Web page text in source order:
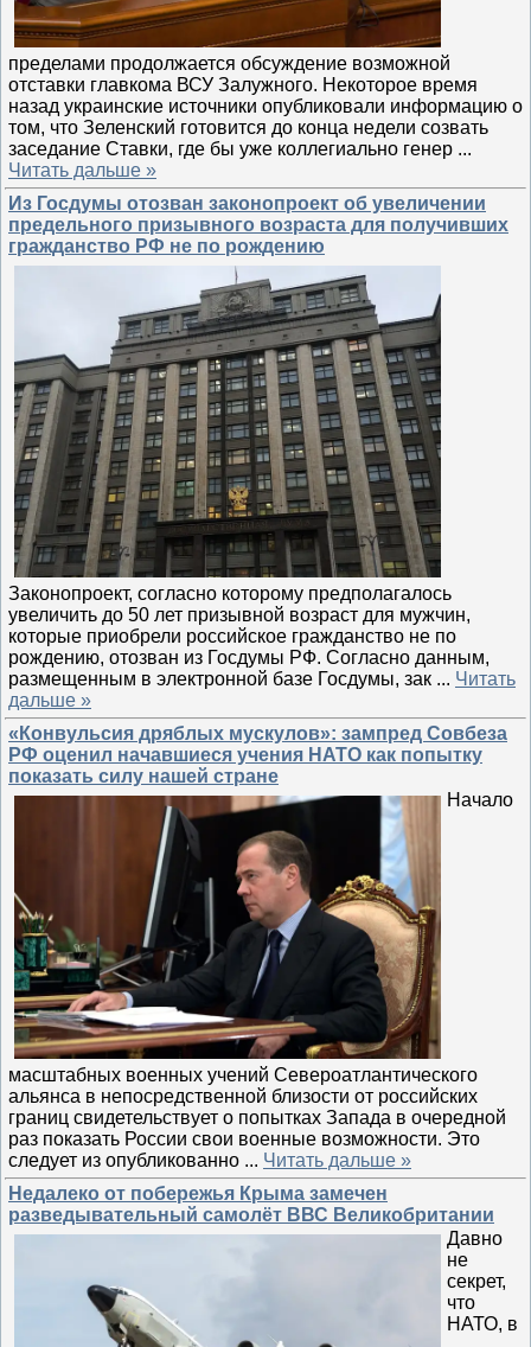
пределами продолжается обсуждение возможной
отставки главкома ВСУ Залужного. Некоторое время
назад украинские источники опубликовали информацию о
том, что Зеленский готовится до конца недели созвать
заседание Ставки, где бы уже коллегиально генер ...
Читать дальше »
Из Госдумы отозван законопроект об увеличении
предельного призывного возраста для получивших
гражданство РФ не по рождению
Законопроект, согласно которому предполагалось
увеличить до 50 лет призывной возраст для мужчин,
которые приобрели российское гражданство не по
рождению, отозван из Госдумы РФ. Согласно данным,
размещенным в электронной базе Госдумы, зак ... Читать
дальше »
«Конвульсия дряблых мускулов»: зампред Совбеза
РФ оценил начавшиеся учения НАТО как попытку
показать силу нашей стране
Начало
масштабных военных учений Североатлантического
альянса в непосредственной близости от российских
границ свидетельствует о попытках Запада в очередной
раз показать России свои военные возможности. Это
следует из опубликованно ... Читать дальше »
Недалеко от побережья Крыма замечен
разведывательный самолёт ВВС Великобритании
Давно
не
секрет,
что
НАТО, в